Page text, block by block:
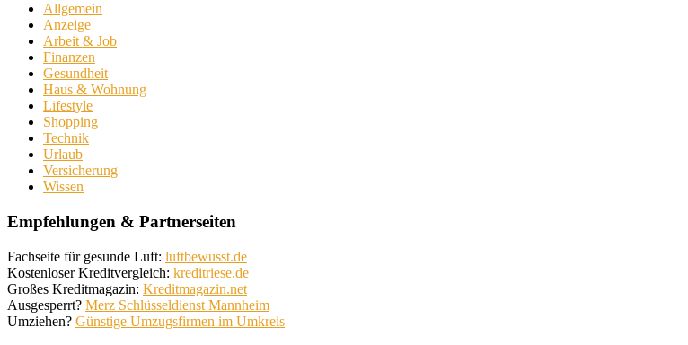
Allgemein
Anzeige
Arbeit & Job
Finanzen
Gesundheit
Haus & Wohnung
Lifestyle
Shopping
Technik
Urlaub
Versicherung
Wissen
Empfehlungen & Partnerseiten
Fachseite für gesunde Luft: luftbewusst.de
Kostenloser Kreditvergleich: kreditriese.de
Großes Kreditmagazin: Kreditmagazin.net
Ausgesperrt? Merz Schlüsseldienst Mannheim
Umziehen? Günstige Umzugsfirmen im Umkreis